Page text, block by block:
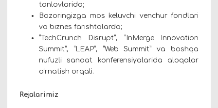
tanlovlarida;
Bozoringizga mos keluvchi venchur fondlari
va biznes farishtalarda;
“TechCrunch Disrupt”, “InMerge Innovation
Summit”, “LEAP”, “Web Summit” va boshqa
nufuzli sanoat konferensiyalarida aloqalar
o‘rnatish orqali.
Rejalarimiz